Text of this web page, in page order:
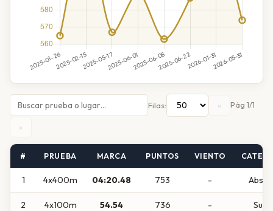
Filas: « Pág 1/1
»
# PRUEBA MARCA PUNTOS VIENTO
1 4x400m 04:20.48 753 -
2 4x100m 54.54 736 -